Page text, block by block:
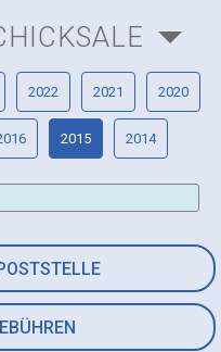
2022 2021 2020
2015 2014